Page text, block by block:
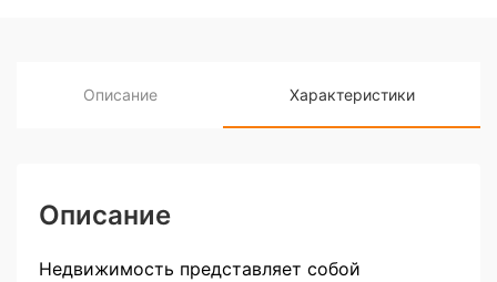
Описание Характеристики
Описание
Недвижимость представляет собой